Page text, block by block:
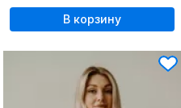
В корзину